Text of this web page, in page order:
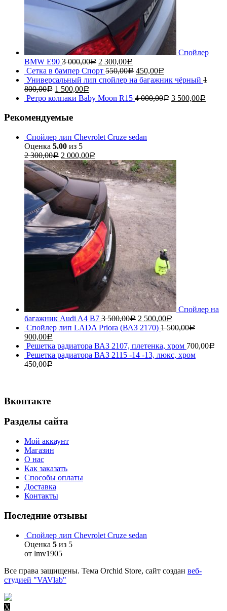
Спойлер
BMW E90 3 000,00Р 2 300,00Р
Сетка в бампер Спорт 550,00Р 450,00Р
Универсальный лип спойлер на багажник чёрный 1
800,00Р 1 500,00Р
Ретро колпаки Baby Moon R15 4 000,00Р 3 500,00Р
Рекомендуемые
Спойлер лип Chevrolet Cruze sedan
Оценка 5.00 из 5
2 300,00Р 2 000,00Р
Спойлер на
багажник Audi A4 B7 3 500,00Р 2 500,00Р
Спойлер лип LADA Priora (ВАЗ 2170) 1 500,00Р
900,00Р
Решетка радиатора ВАЗ 2107, плетенка, хром 700,00Р
Решетка радиатора ВАЗ 2115 -14 -13, люкс, хром
450,00Р
Вконтакте
Разделы сайта
Мой аккаунт
Магазин
О нас
Как заказать
Способы оплаты
Доставка
Контакты
Последние отзывы
Спойлер лип Chevrolet Cruze sedan
Оценка 5 из 5
от lmv1905
Все права защищены. Тема Orchid Store, сайт создан веб-
студией "VAVlab"
X